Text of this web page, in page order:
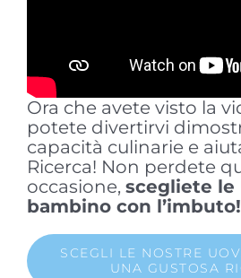
Ora che avete visto la
potete divertirvi
capacità culinarie e
Ricerca! Non perdete
occasione, scegliete le
bambino con l’imbuto!
SCEGLI LE NOSTRE
UNA GUSTOSA